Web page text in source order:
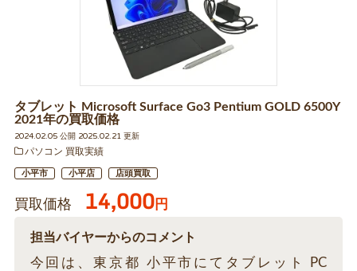
タブレット Microsoft Surface Go3 Pentium GOLD 6500Y
2021年の買取価格
2024.02.05 公開 2025.02.21 更新
パソコン 買取実績
小平市 小平店 店頭買取
買取価格 14,000円
担当バイヤーからのコメント
今回は、東京都 小平市にてタブレット PC